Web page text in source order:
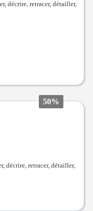
décrire, retracer, détailler,
50%
décrire, retracer, détailler,